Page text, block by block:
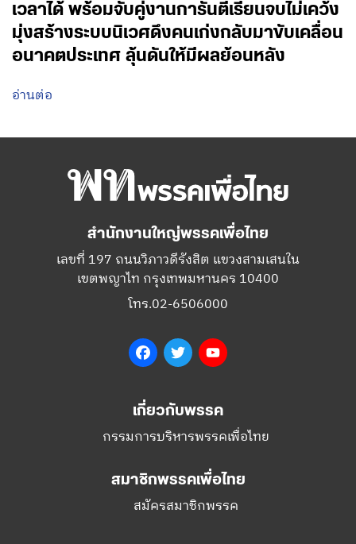
เวลาได้ พร้อมจับคู่งานการันตีเรียนจบไม่เคว้ง
มุ่งสร้างระบบนิเวศดึงคนเก่งกลับมาขับเคลื่อน
อนาคตประเทศ ลุ้นดันให้มีผลย้อนหลัง
อ่านต่อ
สำนักงานใหญ่พรรคเพื่อไทย
เลขที่ 197 ถนนวิภาวดีรังสิต แขวงสามเสนใน
เขตพญาไท กรุงเทพมหานคร 10400
โทร.02-6506000
FacebookTwitter
เกี่ยวกับพรรค
กรรมการบริหารพรรคเพื่อไทย
สมาชิกพรรคเพื่อไทย
สมัครสมาชิกพรรค